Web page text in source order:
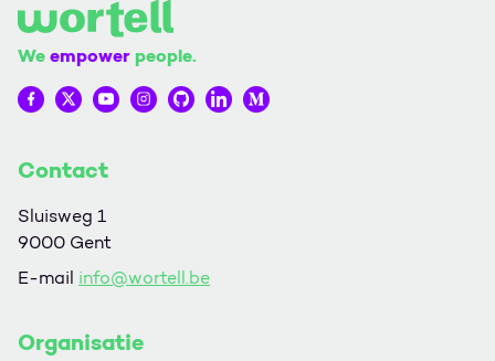
Weempower people.
Wortell op Facebook
Wortell op Twitter
Wortell op YouTube
Wortell op Instagram
Wortell op Github
Wortell op LinkedIn
Wortell op Medium
Contact
Sluisweg 1
9000 Gent
E-mail info@wortell.be
Organisatie